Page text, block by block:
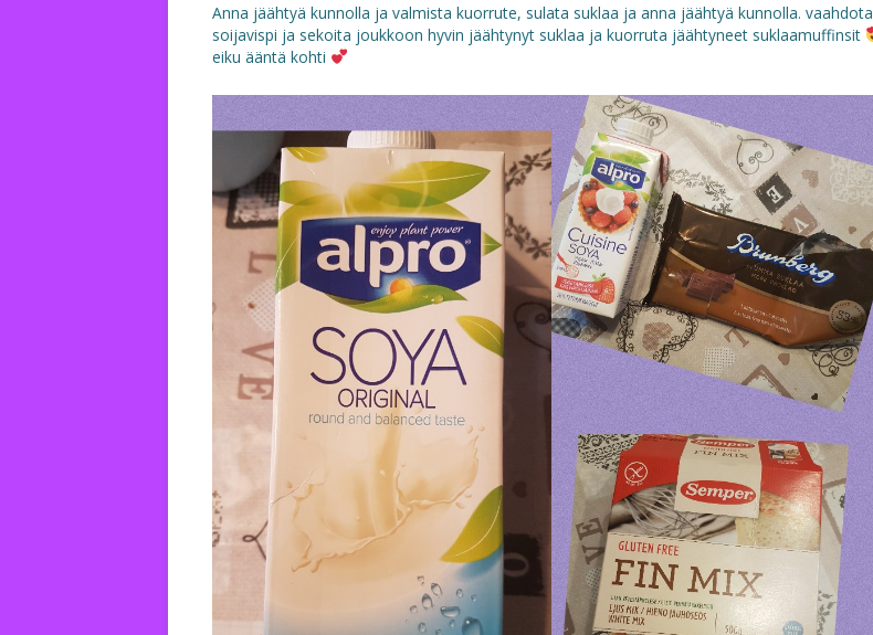
Anna jäähtyä kunnolla ja valmista kuorrute, sulata suklaa ja anna jäähtyä kunnolla. vaahdota
soijavispi ja sekoita joukkoon hyvin jäähtynyt suklaa ja kuorruta jäähtyneet suklaamuffinsit
eiku ääntä kohti